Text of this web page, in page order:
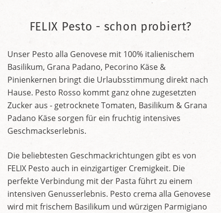
FELIX Pesto - schon probiert?
Unser Pesto alla Genovese mit 100% italienischem
Basilikum, Grana Padano, Pecorino Käse &
Pinienkernen bringt die Urlaubsstimmung direkt nach
Hause. Pesto Rosso kommt ganz ohne zugesetzten
Zucker aus - getrocknete Tomaten, Basilikum & Grana
Padano Käse sorgen für ein fruchtig intensives
Geschmackserlebnis.
Die beliebtesten Geschmackrichtungen gibt es von
FELIX Pesto auch in einzigartiger Cremigkeit. Die
perfekte Verbindung mit der Pasta führt zu einem
intensiven Genusserlebnis. Pesto crema alla Genovese
wird mit frischem Basilikum und würzigen Parmigiano